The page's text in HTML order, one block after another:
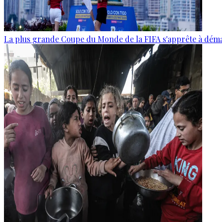
La plus grande Coupe du Monde de la FIFA s'apprête à